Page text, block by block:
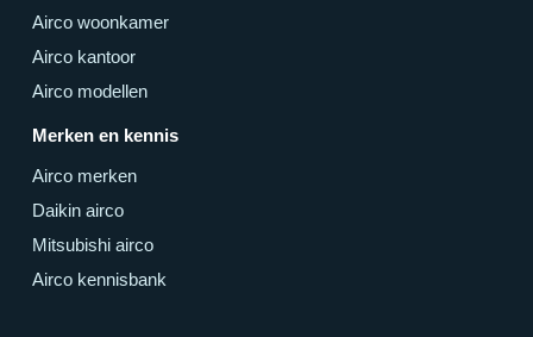
Airco woonkamer
Airco kantoor
Airco modellen
Merken en kennis
Airco merken
Daikin airco
Mitsubishi airco
Airco kennisbank